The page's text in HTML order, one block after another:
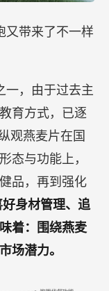
又带来了不一样
一，由于过去主
育方式，已逐
观燕麦片在国
态与功能上，
品，再到强化
身材管理、追
着：围绕燕麦
场潜力。